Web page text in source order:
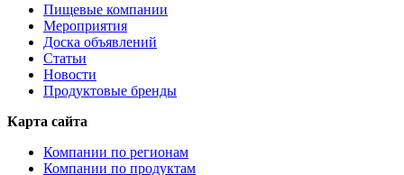
Пищевые компании
Мероприятия
Доска объявлений
Статьи
Новости
Продуктовые бренды
Карта сайта
Компании по регионам
Компании по продуктам